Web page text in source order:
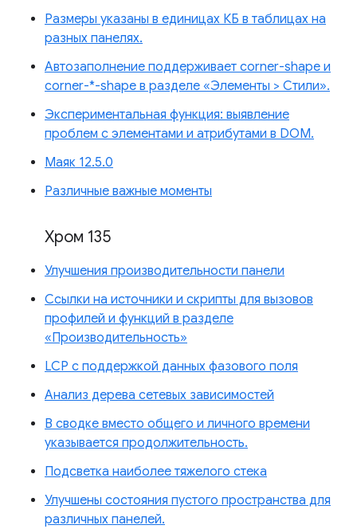
Размеры указаны в единицах КБ в таблицах на
разных панелях.
Автозаполнение поддерживает corner-shape и
corner-*-shape в разделе «Элементы > Стили».
Экспериментальная функция: выявление
проблем с элементами и атрибутами в DOM.
Маяк 12.5.0
Различные важные моменты
Хром 135
Улучшения производительности панели
Ссылки на источники и скрипты для вызовов
профилей и функций в разделе
«Производительность»
LCP с поддержкой данных фазового поля
Анализ дерева сетевых зависимостей
В сводке вместо общего и личного времени
указывается продолжительность.
Подсветка наиболее тяжелого стека
Улучшены состояния пустого пространства для
различных панелей.